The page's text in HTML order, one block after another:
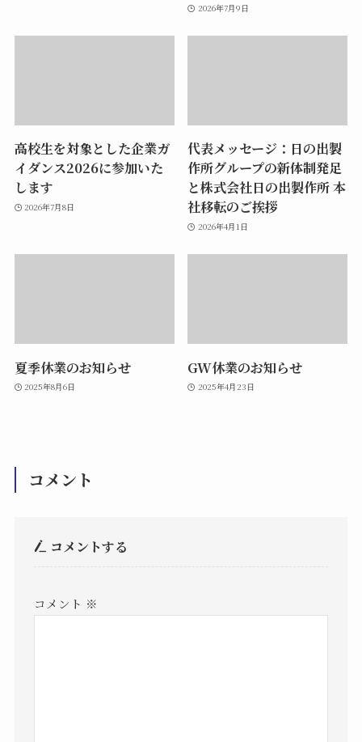
2026年7月9日
高校生を対象とした企業ガ
イダンス2026に参加いた
します
2026年7月8日
代表メッセージ：日の出製
作所グループの新体制発足
と株式会社日の出製作所 本
社移転のご挨拶
2026年4月1日
夏季休業のお知らせ
2025年8月6日
GW休業のお知らせ
2025年4月23日
コメント
コメントする
コメント ※